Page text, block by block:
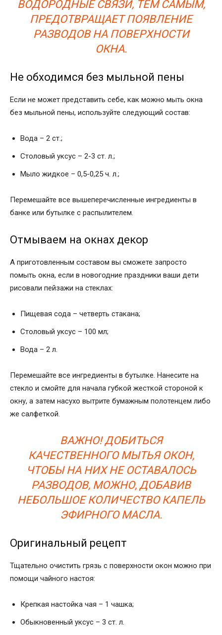
ВОДОРОДНЫЕ СВЯЗИ, ТЕМ САМЫМ,
ПРЕДОТВРАЩАЕТ ПОЯВЛЕНИЕ
РАЗВОДОВ НА ПОВЕРХНОСТИ
ОКНА.
Не обходимся без мыльной пены
Если не может представить себе, как можно мыть окна
без мыльной пены, используйте следующий состав:
Вода – 2 ст.;
Столовый уксус – 2-3 ст. л.;
Мыло жидкое – 0,5-0,25 ч. л.;
Перемешайте все вышеперечисленные ингредиенты в
банке или бутылке с распылителем.
Отмываем на окнах декор
А приготовленным составом вы сможете запросто
помыть окна, если в новогодние праздники ваши дети
рисовали пейзажи на стеклах:
Пищевая сода – четверть стакана;
Столовый уксус – 100 мл;
Вода – 2 л.
Перемешайте все ингредиенты в бутылке. Нанесите на
стекло и смойте для начала губкой жесткой стороной к
окну, а затем насухо вытрите бумажным полотенцем либо
же салфеткой.
ВАЖНО! ДОБИТЬСЯ
КАЧЕСТВЕННОГО МЫТЬЯ ОКОН,
ЧТОБЫ НА НИХ НЕ ОСТАВАЛОСЬ
РАЗВОДОВ, МОЖНО, ДОБАВИВ
НЕБОЛЬШОЕ КОЛИЧЕСТВО КАПЕЛЬ
ЭФИРНОГО МАСЛА.
Оригинальный рецепт
Тщательно очистить грязь с поверхности окон можно при
помощи чайного настоя:
Крепкая настойка чая – 1 чашка;
Обыкновенный уксус – 3 ст. л.